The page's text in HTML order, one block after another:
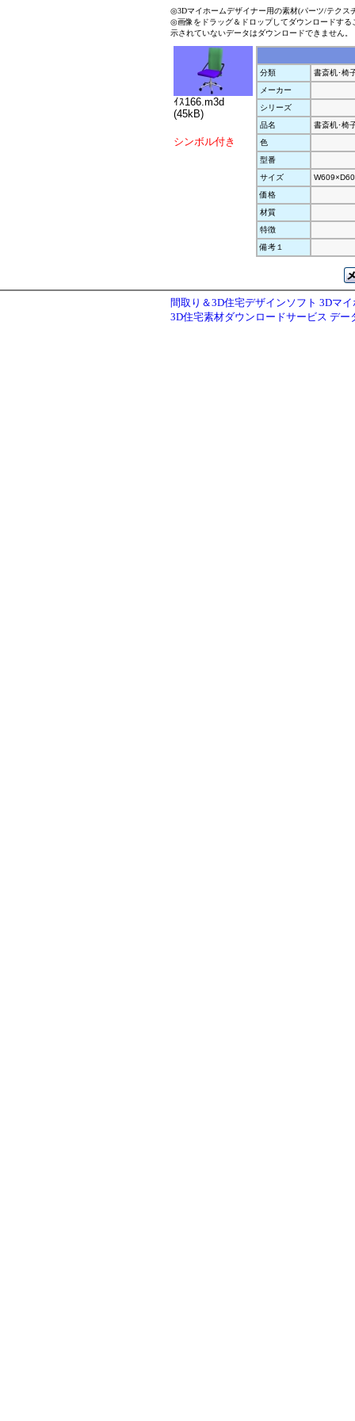
◎3Dマイホームデザイナー用の素材(パーツ/テクス
◎画像をドラッグ＆ドロップしてダウンロードす
示されていないデータはダウンロードできません。
ｲｽ166.m3d
(45kB)
シンボル付き
分類
書斎机･椅
メーカー
シリーズ
品名
書斎机･椅
色
型番
サイズ
価格
材質
特徴
備考１
間取り＆3D住宅デザインソフト 3Dマ
3D住宅素材ダウンロードサービス デー